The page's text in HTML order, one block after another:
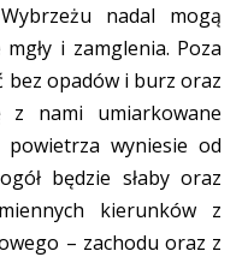
nadal mogą
i zamglenia. Poza
opadów i burz oraz
z nami umiarkowane
powietrza wyniesie od
będzie słaby oraz
kierunków z
– zachodu oraz z